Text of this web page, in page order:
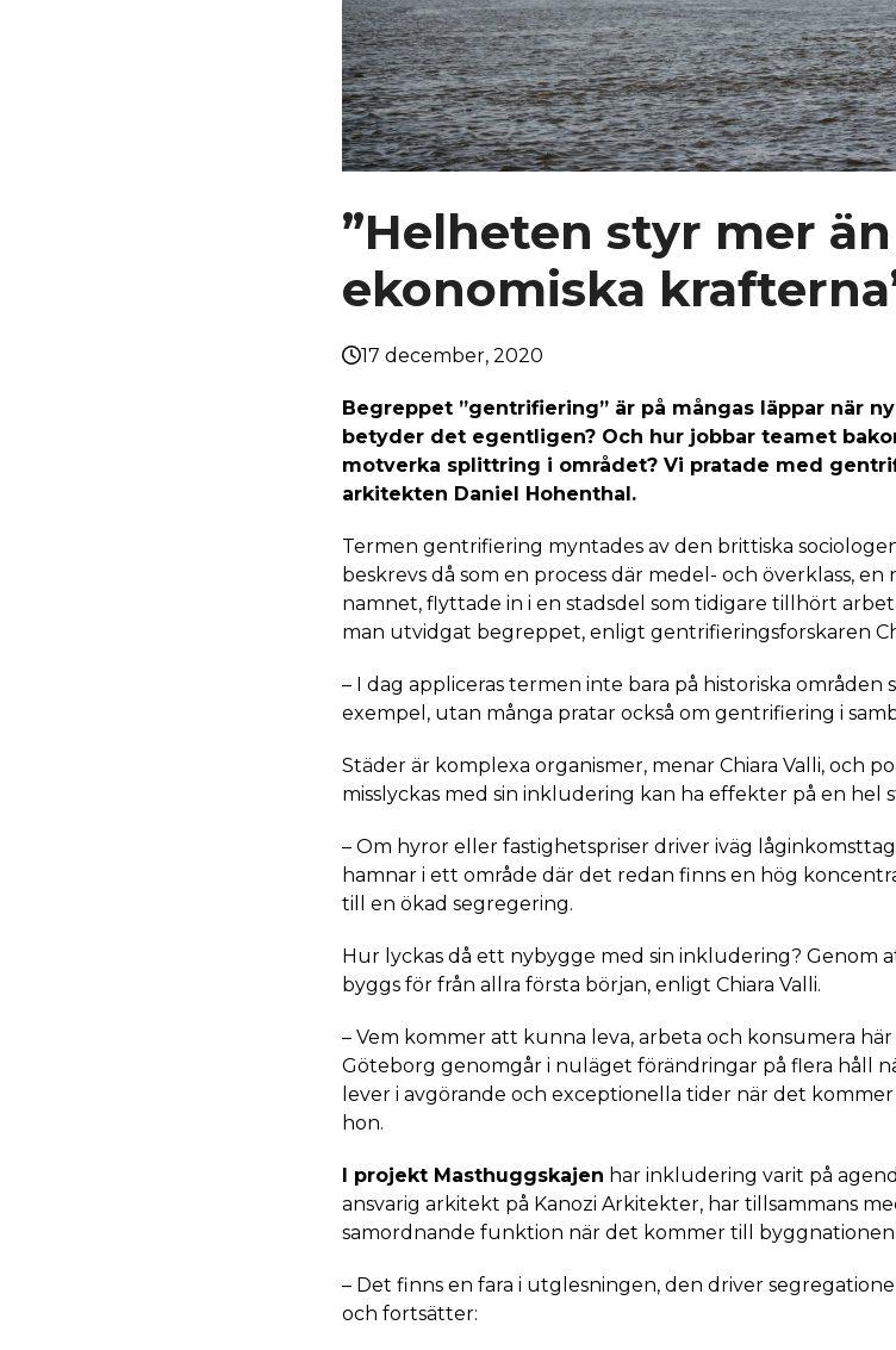
”Helheten styr mer
ekonomiska
17 december, 2020
Begreppet ”gentrifiering” är på mångas läppar när
betyder det egentligen? Och hur jobbar teamet
motverka splittring i området? Vi pratade med
arkitekten Daniel Hohenthal.
Termen gentrifiering myntades av den brittiska
beskrevs då som en process där medel- och överklass, en
namnet, flyttade in i en stadsdel som tidigare tillhört
man utvidgat begreppet, enligt gentrifieringsforskaren
– I dag appliceras termen inte bara på historiska områden
exempel, utan många pratar också om gentrifiering i
Städer är komplexa organismer, menar Chiara Valli, och
misslyckas med sin inkludering kan ha effekter på en hel
– Om hyror eller fastighetspriser driver iväg
hamnar i ett område där det redan finns en hög
till en ökad segregering.
Hur lyckas då ett nybygge med sin inkludering? Genom
byggs för från allra första början, enligt Chiara Valli.
– Vem kommer att kunna leva, arbeta och konsumera
Göteborg genomgår i nuläget förändringar på flera håll
lever i avgörande och exceptionella tider när det
hon.
I projekt Masthuggskajen har inkludering varit på
ansvarig arkitekt på Kanozi Arkitekter, har tillsammans
samordnande funktion när det kommer till byggnationen
– Det finns en fara i utglesningen, den driver
och fortsätter: